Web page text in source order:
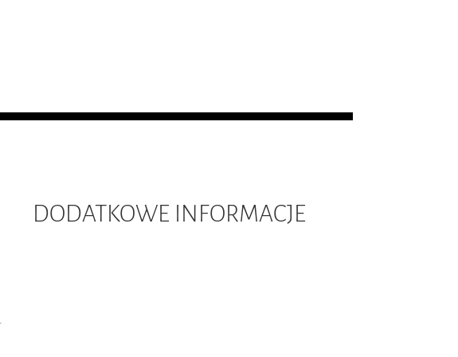
DODATKOWE INFORMACJE